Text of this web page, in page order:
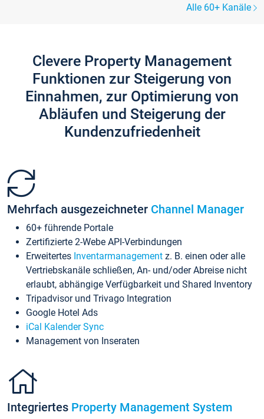
Alle 60+ Kanäle
Clevere Property Management
Funktionen zur Steigerung von
Einnahmen, zur Optimierung von
Abläufen und Steigerung der
Kundenzufriedenheit
Mehrfach ausgezeichneter Channel Manager
60+ führende Portale
Zertifizierte 2-Webe API-Verbindungen
Erweitertes Inventarmanagement z. B. einen oder alle
Vertriebskanäle schließen, An- und/oder Abreise nicht
erlaubt, abhängige Verfügbarkeit und Shared Inventory
Tripadvisor und Trivago Integration
Google Hotel Ads
iCal Kalender Sync
Management von Inseraten
Integriertes Property Management System